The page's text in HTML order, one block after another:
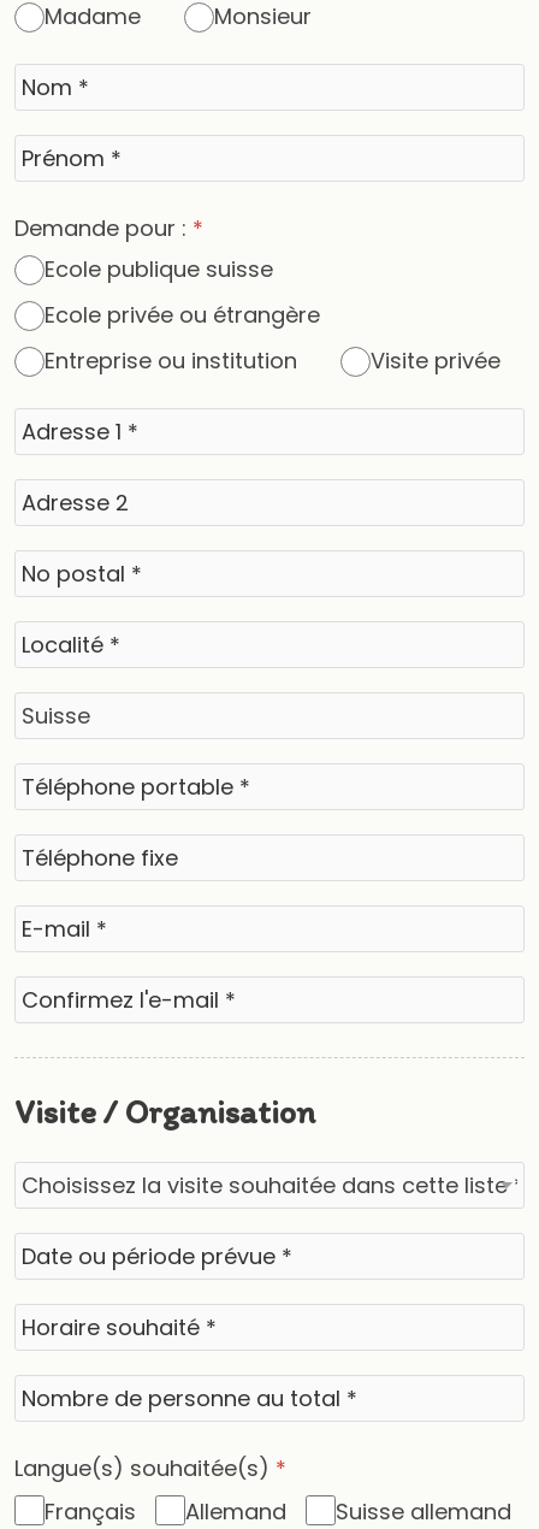
Madame
Monsieur
Demande pour : *
Ecole publique suisse
Ecole privée ou étrangère
Entreprise ou institution
Visite privée
Visite / Organisation
Langue(s) souhaitée(s) *
Français
Allemand
Suisse allemand